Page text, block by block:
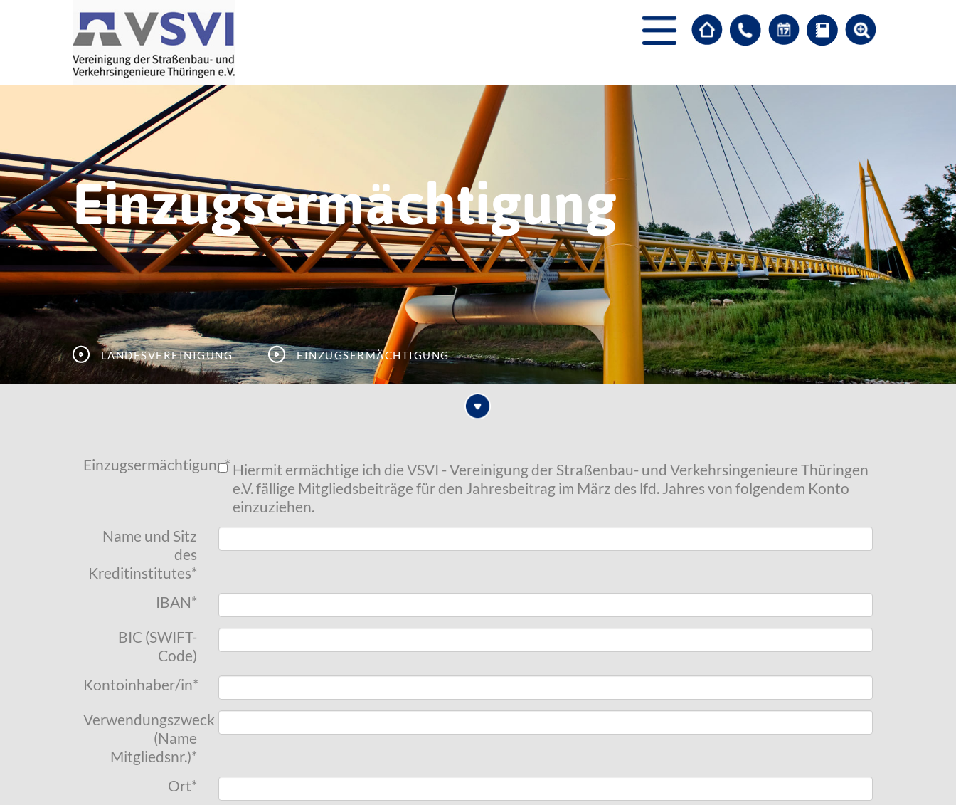
Einzugsermächtigung
Landesvereinigung Einzugsermächtigung
Einzugsermächtigung* Hiermit ermächtige ich die VSVI - Vereinigung der Straßenbau- und Verkehrsingenieure Thüringen
e.V. fällige Mitgliedsbeiträge für den Jahresbeitrag im März des lfd. Jahres von folgendem Konto
einzuziehen.
Name und Sitz
des
Kreditinstitutes*
IBAN*
BIC (SWIFT-
Code)
Kontoinhaber/in*
Verwendungszweck
(Name
Mitgliedsnr.)*
Ort*